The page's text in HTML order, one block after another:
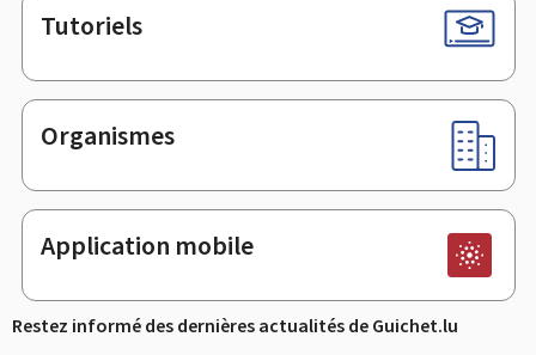
Tutoriels
Organismes
Application mobile
Restez informé des dernières actualités de Guichet.lu